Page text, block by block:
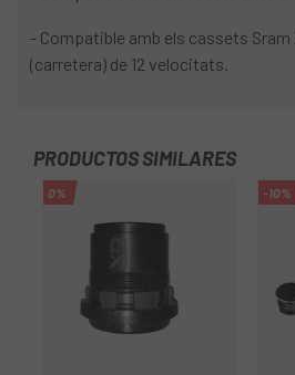
- Compatible amb els cassets Sram
(carretera) de 12 velocitats.
PRODUCTOS SIMILARES
0% -10%